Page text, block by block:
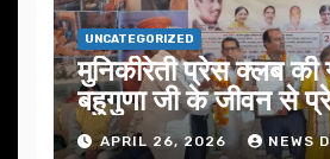
UNCATEGORIZED
मुनिकीरेती प्रेस क्लब की
बहुगुणा जी के जीवन से
जोरAPRIL 26, 2026 NEWS